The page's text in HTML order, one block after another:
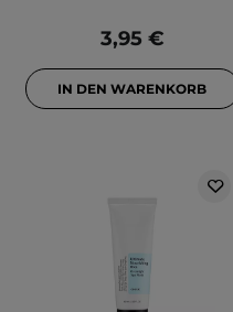
3,95 €
IN DEN WARENKORB